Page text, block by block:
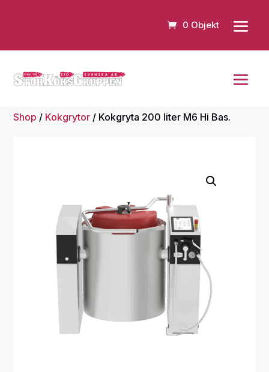
0 Objekt
Shop / Kokgrytor / Kokgryta 200 liter M6 Hi Bas.